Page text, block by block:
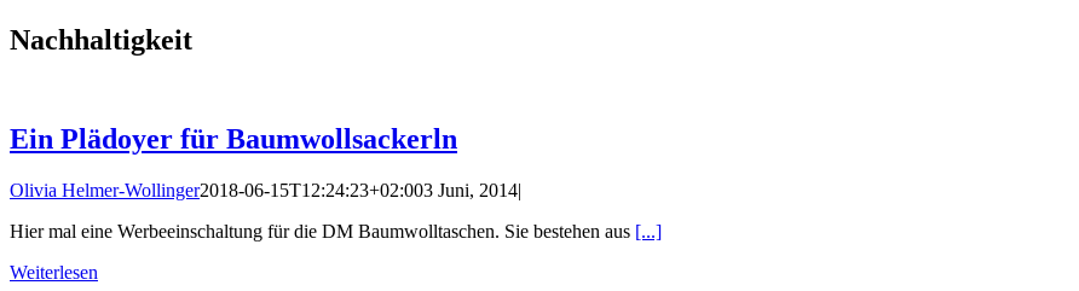
Nachhaltigkeit
Ein Plädoyer für Baumwollsackerln
Olivia Helmer-Wollinger2018-06-15T12:24:23+02:003 Juni, 2014|
Hier mal eine Werbeeinschaltung für die DM Baumwolltaschen. Sie bestehen aus [...]
Weiterlesen